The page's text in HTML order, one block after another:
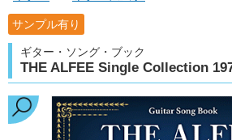
サンプル有り
ギター・ソング・ブック
THE ALFEE Single Collection